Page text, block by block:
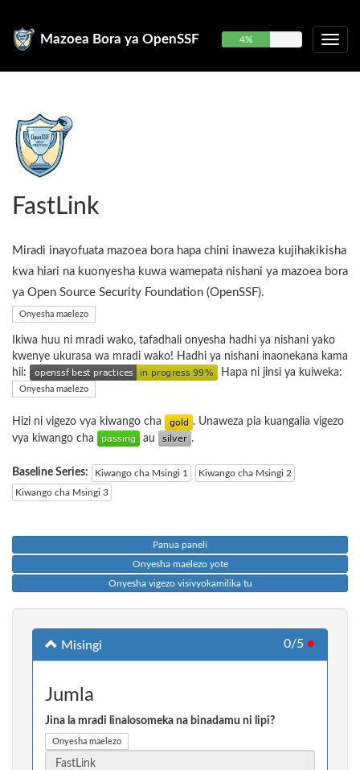
Mazoea Bora ya OpenSSF 4%
FastLink
Miradi inayofuata mazoea bora hapa chini inaweza kujihakikisha
kwa hiari na kuonyesha kuwa wamepata nishani ya mazoea bora
ya Open Source Security Foundation (OpenSSF).
Onyesha maelezo
Ikiwa huu ni mradi wako, tafadhali onyesha hadhi ya nishani yako
kwenye ukurasa wa mradi wako! Hadhi ya nishani inaonekana kama
hii:
Hapa ni jinsi ya kuiweka:
Onyesha maelezo
Hizi ni vigezo vya kiwango cha
. Unaweza pia kuangalia vigezo
vya kiwango cha
au .
Baseline Series: Kiwango cha Msingi 1
Kiwango cha Msingi 2
Kiwango cha Msingi 3
Panua paneli
Onyesha maelezo yote
Onyesha vigezo visivyokamilika tu
Misingi 0/5 ●
Jumla
Jina la mradi linalosomeka na binadamu ni lipi?
Onyesha maelezo